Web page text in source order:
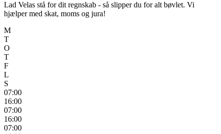
Lad Velas stå for dit regnskab - så slipper du for alt bøvlet. Vi
hjælper med skat, moms og jura!
M
T
O
T
F
L
S
07:00
16:00
07:00
16:00
07:00